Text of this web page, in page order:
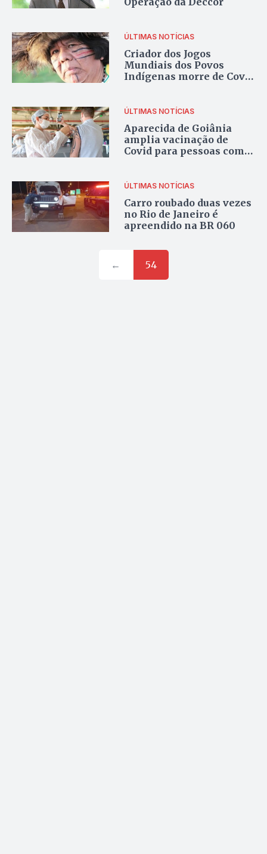
ÚLTIMAS NOTÍCIAS
Criador dos Jogos
Mundiais dos Povos
Indígenas morre de Covid
ÚLTIMAS NOTÍCIAS
Aparecida de Goiânia
amplia vacinação de
Covid para pessoas com
ÚLTIMAS NOTÍCIAS
Carro roubado duas vezes
no Rio de Janeiro é
apreendido na BR 060
← 54